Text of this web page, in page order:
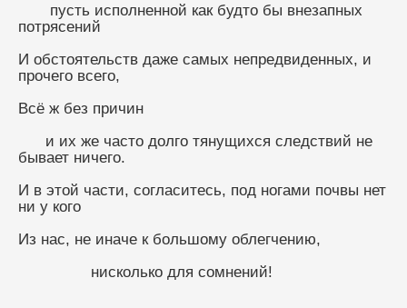
потрясений
И обстоятельств даже самых непредвиденных, и
прочего всего,
Всё ж без причин
бывает ничего.
И в этой части, согласитесь, под ногами почвы нет
ни у кого
Из нас, не иначе к большому облегчению,
                нисколько для сомнений!